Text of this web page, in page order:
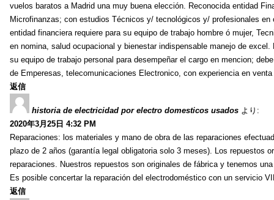
vuelos baratos a Madrid una muy buena elección. Reconocida entidad
Microfinanzas; con estudios Técnicos y/ tecnológicos y/ profesionales
entidad financiera requiere para su equipo de trabajo hombre ó mujer,
en nomina, salud ocupacional y bienestar indispensable manejo de
su equipo de trabajo personal para desempeñar el cargo en mencion;
de Emperesas, telecomunicaciones Electronico, con experiencia en
返信
historia de electricidad por electro domesticos usados より:
2020年3月25日 4:32 PM
Reparaciones: los materiales y mano de obra de las reparaciones
plazo de 2 años (garantía legal obligatoria solo 3 meses). Los repuestos
reparaciones. Nuestros repuestos son originales de fábrica y tenemos
Es posible concertar la reparación del electrodoméstico con un servicio
返信